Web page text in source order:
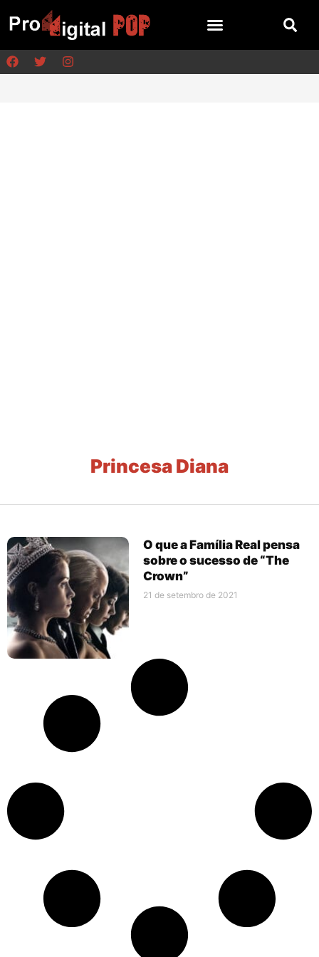
Princesa Diana
O que a Família Real pensa
sobre o sucesso de “The
Crown”
21 de setembro de 2021